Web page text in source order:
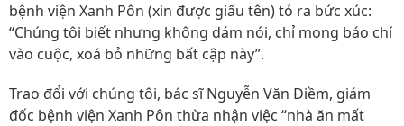
bệnh viện Xanh Pôn (xin được giấu tên) tỏ ra bức xúc:
“Chúng tôi biết nhưng không dám nói, chỉ mong báo chí
vào cuộc, xoá bỏ những bất cập này”.
Trao đổi với chúng tôi, bác sĩ Nguyễn Văn Ðiềm, giám
đốc bệnh viện Xanh Pôn thừa nhận việc “nhà ăn mất